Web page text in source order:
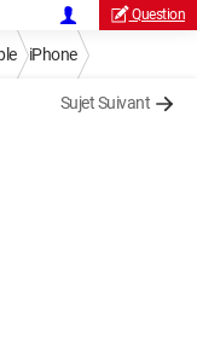
Question
iPhone
Sujet Suivant